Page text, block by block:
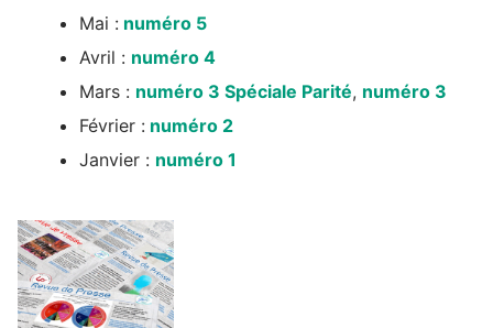
Mai : numéro 5
Avril : numéro 4
Mars : numéro 3 Spéciale Parité, numéro 3
Février : numéro 2
Janvier : numéro 1